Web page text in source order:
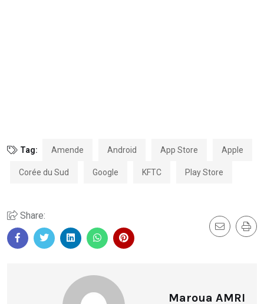
Tag: Amende Android App Store Apple
Corée du Sud Google KFTC Play Store
Share:
Maroua AMRI